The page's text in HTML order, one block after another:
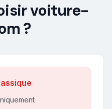
voiture-
?